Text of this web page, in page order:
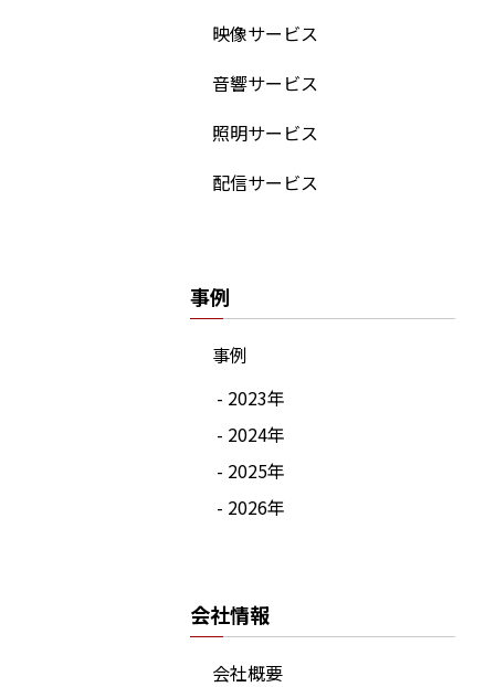
映像サービス
音響サービス
照明サービス
配信サービス
事例
事例
- 2023年
- 2024年
- 2025年
- 2026年
会社情報
会社概要